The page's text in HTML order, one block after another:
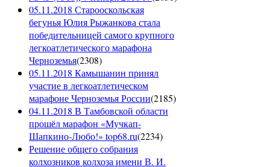
05.11.2018 Старооскольская
бегунья Юлия Рыжанкова стала
победительницей самого крупного
легкоатлетического марафона
Черноземья(2308)
05.11.2018 Камышанин принял
участие в легкоатлетическом
марафоне Черноземья России(2185)
04.11.2018 В Тамбовской области
прошёл марафон «Мучкап-
Шапкино-Любо!» top68.ru(2234)
Решение общего собрания
колхозников колхоза имени В. И.